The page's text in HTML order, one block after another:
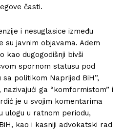
časti.
i nesuglasice između
javnim objavama. Adem
kao dugogodišnji bivši
spornom statusu pod
sa politikom Naprijed BiH”,
ga “komformistom” i
je u svojim komentarima
ulogu u ratnom periodu,
kao i kasniji advokatski rad